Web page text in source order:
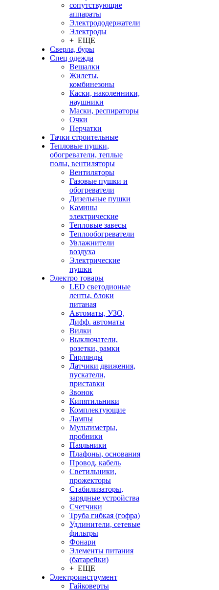
сопутствующие
аппараты
Электрододержатели
Электроды
+ ЕЩЕ
Сверла, буры
Спец одежда
Вешалки
Жилеты,
комбинезоны
Каски, наколенники,
наушники
Маски, респираторы
Очки
Перчатки
Тачки строительные
Тепловые пушки,
обогреватели, теплые
полы, вентиляторы
Вентиляторы
Газовые пушки и
обогреватели
Дизельные пушки
Камины
электрические
Тепловые завесы
Теплообогреватели
Увлажнители
воздуха
Электрические
пушки
Электро товары
LED светодионые
ленты, блоки
питаная
Автоматы, УЗО,
Дифф. автоматы
Вилки
Выключатели,
розетки, рамки
Гирлянды
Датчики движения,
пускатели,
приставки
Звонок
Кипятильники
Комплектующие
Лампы
Мультиметры,
пробники
Паяльники
Плафоны, основания
Провод, кабель
Светильники,
прожекторы
Стабилизаторы,
зарядные устройства
Счетчики
Труба гибкая (гофра)
Удлинители, сетевые
фильтры
Фонари
Элементы питания
(батарейки)
+ ЕЩЕ
Электроинструмент
Гайковерты